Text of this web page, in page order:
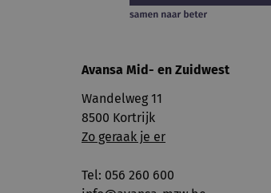
Avansa Mid- en Zuidwest
Wandelweg 11
8500 Kortrijk
Zo geraak je er
Tel: 056 260 600